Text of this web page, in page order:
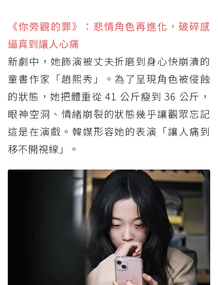
《你旁觀的罪》：悲情角色再進化，破碎感
逼真到讓人心痛
新劇中，她飾演被丈夫折磨到身心快崩潰的
童書作家「趙熙秀」。為了呈現角色被侵蝕
的狀態，她把體重從 41 公斤瘦到 36 公斤，
眼神空洞、情緒崩裂的狀態幾乎讓觀眾忘記
這是在演戲。韓媒形容她的表演「讓人痛到
移不開視線」。